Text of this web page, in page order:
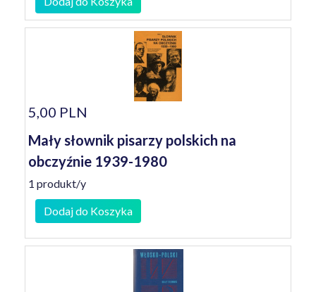
5,00 PLN
Mały słownik pisarzy polskich na
obczyźnie 1939-1980
1 produkt/y
Dodaj do Koszyka